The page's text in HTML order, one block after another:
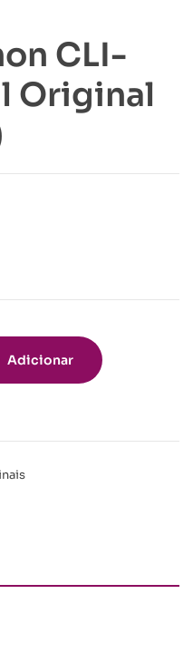
CLI-
Original
Adicionar